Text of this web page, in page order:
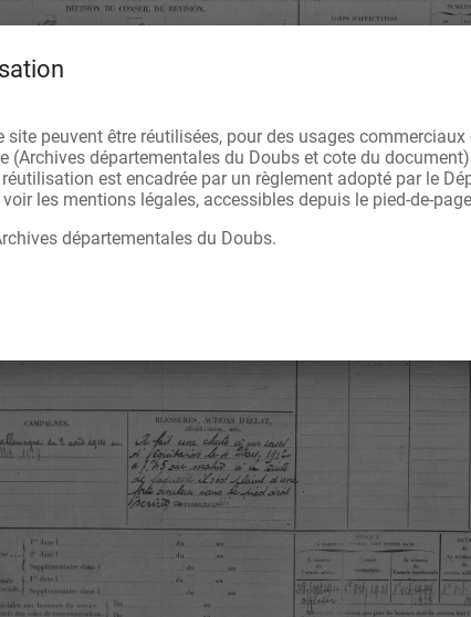
peuvent être réutilisées, pour des usages commerciaux
(Archives départementales du Doubs et cote du
est encadrée par un règlement adopté par le
les mentions légales, accessibles depuis le pied-de-
départementales du Doubs.